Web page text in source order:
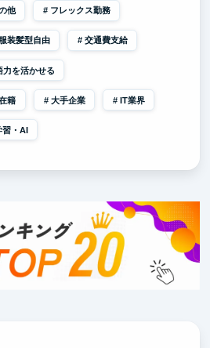
他 フレックス勤務
服装髪型自由 交通費支給
力を活かせる
籍 大手企業 IT業界
習・AI